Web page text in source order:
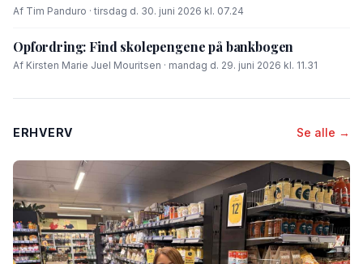
Af Tim Panduro · tirsdag d. 30. juni 2026 kl. 07.24
Opfordring: Find skolepengene på bankbogen
Af Kirsten Marie Juel Mouritsen · mandag d. 29. juni 2026 kl. 11.31
ERHVERV Se alle →